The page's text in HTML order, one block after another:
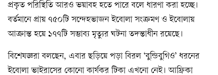
প্রকৃত পরিস্থিতি আরও ভয়াবহ হতে পারে বলে ধারণা করা হচ্ছে।
বর্তমানে প্রায় ৭৫০টি সন্দেহভাজন ইবোলা সংক্রমণ ও ইবোলায়
আক্রান্ত হয়ে ১৭৭টি সম্ভাব্য মৃত্যুর ঘটনা তদন্তাধীন রয়েছে।
বিশেষজ্ঞরা বলছেন, এবার ছড়িয়ে পড়া বিরল ‘বুন্ডিবুগিও’ ধরনের
ইবোলা ভাইরাসের কোনো কার্যকর টিকা এখনো নেই। আফ্রিকা